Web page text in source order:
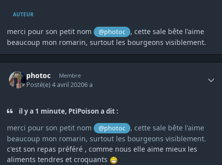
AUTEUR
merci pour son petit nom @photoc
, cette sale bête l'aime
beaucoup mon romarin, surtout les bourgeons visiblement.
photoc Membre
Posté(e)4 avril 20206 a
il y a 1 minute, PtiPoison a dit :
merci pour son petit nom @photoc
, cette sale bête l'aime
beaucoup mon romarin, surtout les bourgeons visiblement.
c'est son repas préféré , comme nous elle aime mieux les
aliments tendres et croquants